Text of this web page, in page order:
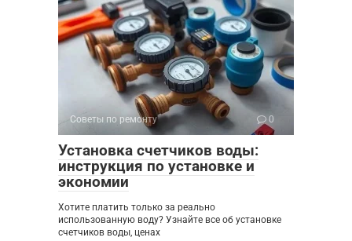
Советы по ремонту 0
Установка счетчиков воды:
инструкция по установке и
экономии
Хотите платить только за реально
использованную воду? Узнайте все об установке
счетчиков воды, ценах